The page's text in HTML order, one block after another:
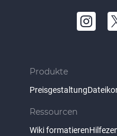
Produkte
Preisgestaltung
Ressourcen
Wiki formatieren